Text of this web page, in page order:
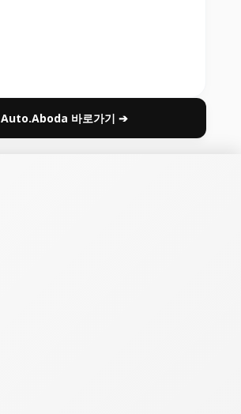
Auto.Aboda 바로가기 ➔